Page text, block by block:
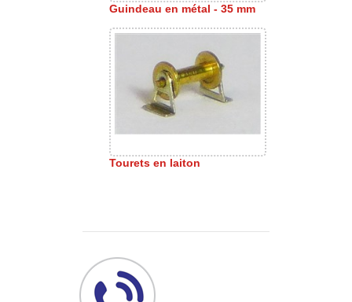
Guindeau en métal - 35 mm
Tourets en laiton